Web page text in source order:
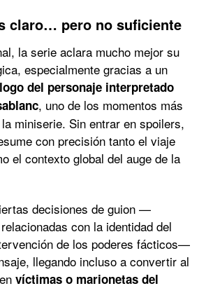
claro… pero no suficiente
la serie aclara mucho mejor su
especialmente gracias a un
del personaje interpretado
, uno de los momentos más
miniserie. Sin entrar en spoilers,
con precisión tanto el viaje
el contexto global del auge de la
decisiones de guion —
con la identidad del
de los poderes fácticos—
llegando incluso a convertir al
víctimas o marionetas del